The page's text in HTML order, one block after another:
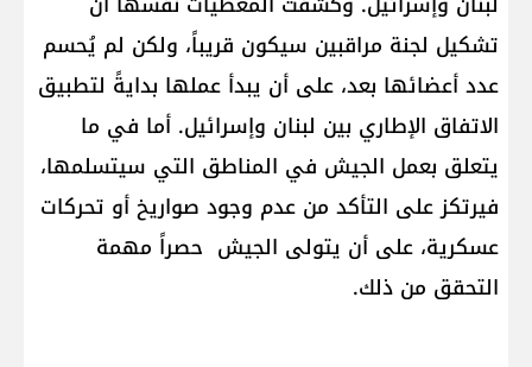
تشكيل لجنة مراقبين سيكون قريباً، ولكن لم يُحسم
عدد أعضائها بعد، على أن يبدأ عملها بدايةً لتطبيق
الاتفاق الإطاري بين لبنان وإسرائيل. أما في ما
يتعلق بعمل الجيش في المناطق التي سيتسلمها،
فيرتكز على التأكد من عدم وجود صواريخ أو تحركات
عسكرية، على أن يتولى الجيش حصراً مهمة
التحقق من ذلك.